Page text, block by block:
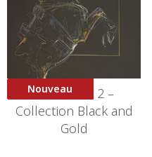
Nouveau
Courbette 2 –
Collection Black and
Gold